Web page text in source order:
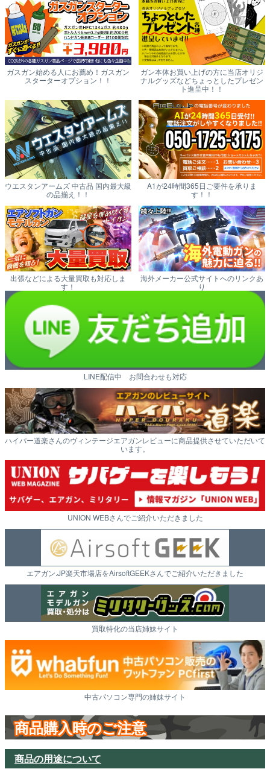
ガスガン始める人にお薦め！ガスガン
スターターオプション！！
ガン本体お買い上げの方に当店オリジ
ナルグッズなどちょっとしたプレゼン
ト進呈中！！
ウエスタンアームズ 中古品 国内最大級
の品揃え！！
A1が24時間365日ご要件を承りま
す！！
出張などによる大量買取も対応しま
す！
海外メーカー公式サイトへのリンクあ
り
LINE配信中 お問合わせも対応
ハイパー道楽さんのヴィンテージエアガンレビューに商品提供させていただいて
います。
UNION WEBさんでご紹介いただきました
エアガン.JP楽天市場店をAirsoftGEEKさんでご紹介いただきました
買取特化の当店姉妹サイト
中古パソコン専門の姉妹サイト
商品購入時のご注意
商品の用途について